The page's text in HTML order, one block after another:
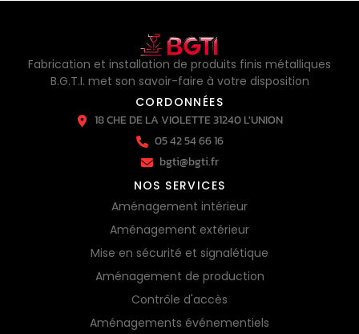
Fabrication et installation de produits finis métalliques
B.G.T.I. met son savoir-faire à votre disposition
CORDONNÉES
18 CHE DE LA VIOLETTE 31240 L'UNION
05 42 54 66 16
bgti@bgti.fr
NOS SERVICES
Aménagement intérieur
Aménagement extérieur
Mise en sécurité et signalétique
Aménagement de production
Contrôle d'accès
Aménagements événementiels